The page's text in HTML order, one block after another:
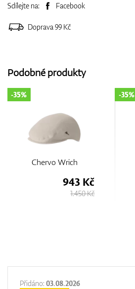
Sdílejte na: Facebook
Doprava 99 Kč
Podobné produkty
Chervo Wrich
-35%
943 Kč
1.450 Kč
-35%
Přidáno: 03.08.2026